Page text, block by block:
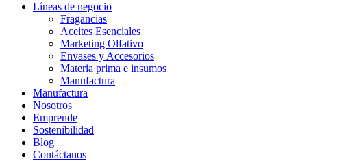
Líneas de negocio
Fragancias
Aceites Esenciales
Marketing Olfativo
Envases y Accesorios
Materia prima e insumos
Manufactura
Manufactura
Nosotros
Emprende
Sostenibilidad
Blog
Contáctanos